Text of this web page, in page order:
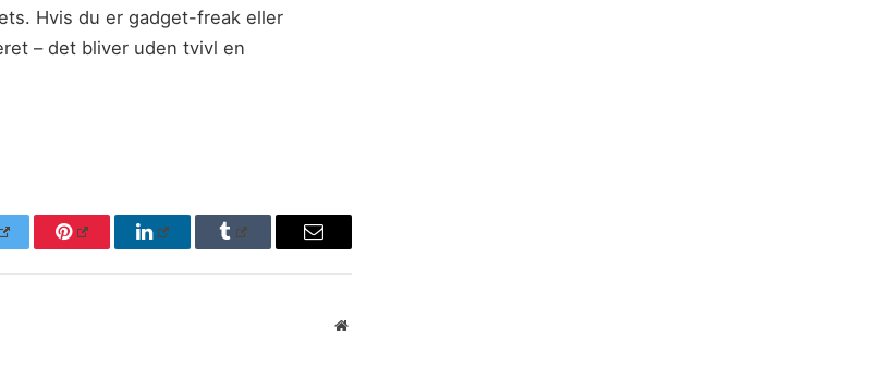
Hvis du er gadget-freak eller
– det bliver uden tvivl en
Pinterest LinkedIn Tumblr Email
Website